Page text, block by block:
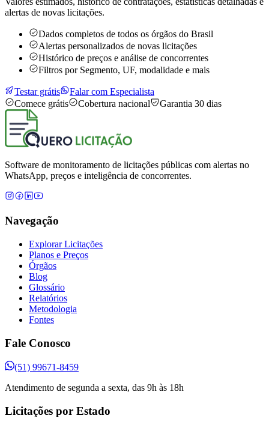
alertas de novas licitações.
Dados completos de todos os órgãos do Brasil
Alertas personalizados de novas licitações
Histórico de preços e análise de concorrentes
Filtros por Segmento, UF, modalidade e mais
Testar grátis
Falar com Especialista
Comece grátis
Cobertura nacional Garantia 30 dias
Software de monitoramento de licitações públicas com alertas no
WhatsApp, preços e inteligência de concorrentes.
Navegação
Explorar Licitações
Planos e Preços
Órgãos
Blog
Glossário
Relatórios
Metodologia
Fontes
Fale Conosco
(51) 99671-8459
Atendimento de segunda a sexta, das 9h às 18h
Licitações por Estado